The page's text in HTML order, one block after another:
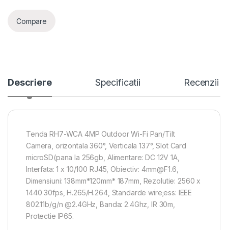
Compare
Descriere Specificatii Recenzii
Tenda RH7-WCA 4MP Outdoor Wi-Fi Pan/Tilt
Camera, orizontala 360°, Verticala 137°, Slot Card
microSD(pana la 256gb, Alimentare: DC 12V 1A,
Interfata: 1 x 10/100 RJ45, Obiectiv: 4mm@F1.6,
Dimensiuni: 138mm*120mm* 187mm, Rezolutie: 2560 x
1440 30fps, H.265/H.264, Standarde wire;ess: IEEE
802.11b/g/n @2.4GHz, Banda: 2.4Ghz, IR 30m,
Protectie IP65.